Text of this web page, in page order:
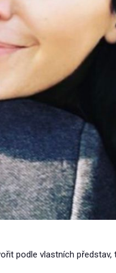
podle vlastních představ,